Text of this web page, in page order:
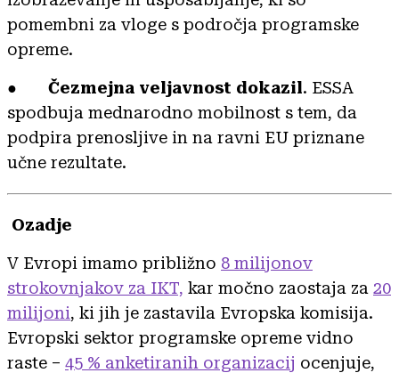
pomembni za vloge s področja programske
opreme.
● Čezmejna veljavnost dokazil. ESSA
spodbuja mednarodno mobilnost s tem, da
podpira prenosljive in na ravni EU priznane
učne rezultate.
Ozadje
V Evropi imamo približno 8 milijonov
strokovnjakov za IKT, kar močno zaostaja za 20
milijoni, ki jih je zastavila Evropska komisija.
Evropski sektor programske opreme vidno
raste – 45 % anketiranih organizacij ocenjuje,